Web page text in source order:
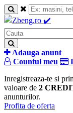
Adauga anunt
Countul meu
Inregistreaza-te si
valoare de 2
anunturilor.
Profita de oferta